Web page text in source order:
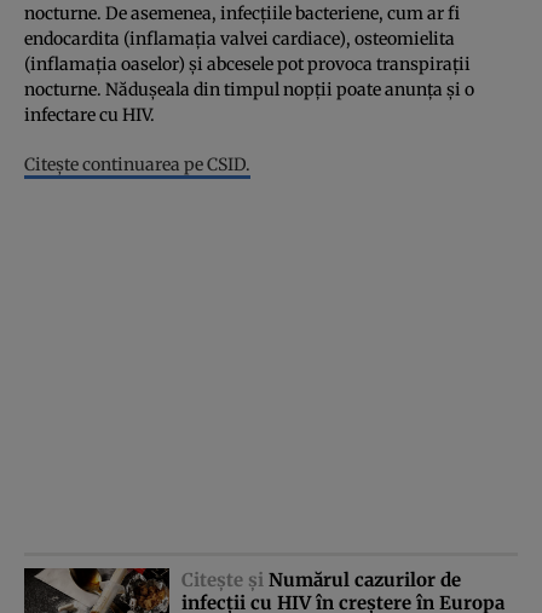
nocturne. De asemenea, infecţiile bacteriene, cum ar fi
endocardita (inflamaţia valvei cardiace), osteomielita
(inflamaţia oaselor) şi abcesele pot provoca transpiraţii
nocturne. Năduşeala din timpul nopţii poate anunţa şi o
infectare cu HIV.
Citeşte continuarea pe CSID.
Citeşte şi Numărul cazurilor de
infecţii cu HIV în creştere în Europa